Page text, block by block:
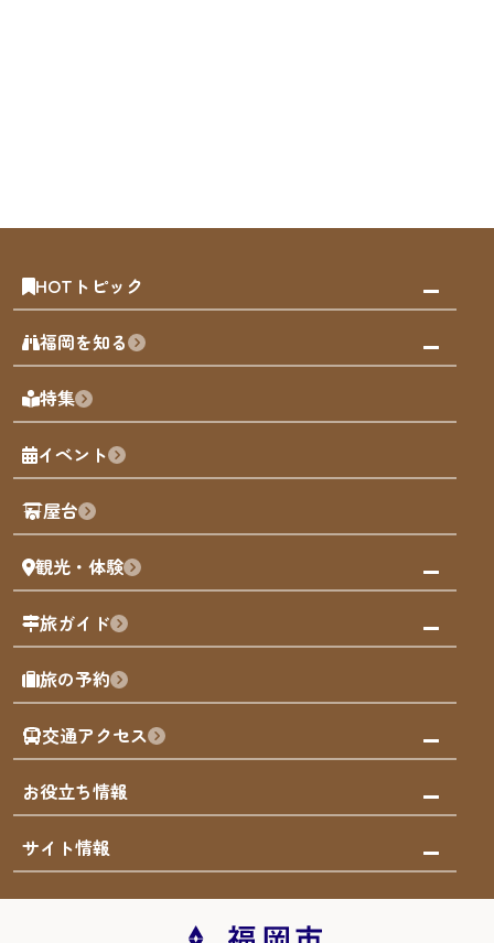
HOTトピック
みんなの旅行記
天神エリア
博多旧市街
福岡城
歴史・文化
福岡を知る
福岡の見どころ
福岡の魅力
観光カレンダー
観光PR動画
まち歩き
福岡グルメ
福岡を楽しむ
福岡のアート
福岡のナイトタイム
福岡の歴史・文化
サステナブルツーリズム
福岡検定
よかなび音声ガイド
特集
イベント
屋台
観光・体験
観る・遊ぶ
屋台
買う
体験
泊まる
旅ガイド
モデルコース
AIおまかせコース
オリジナルプラン
みんなの旅行記
旅の予約
交通アクセス
市内交通ガイド
お得なチケット
お役立ち情報
お知らせ
災害情報
サイト情報
まち歩き・体験プログラム掲載申込